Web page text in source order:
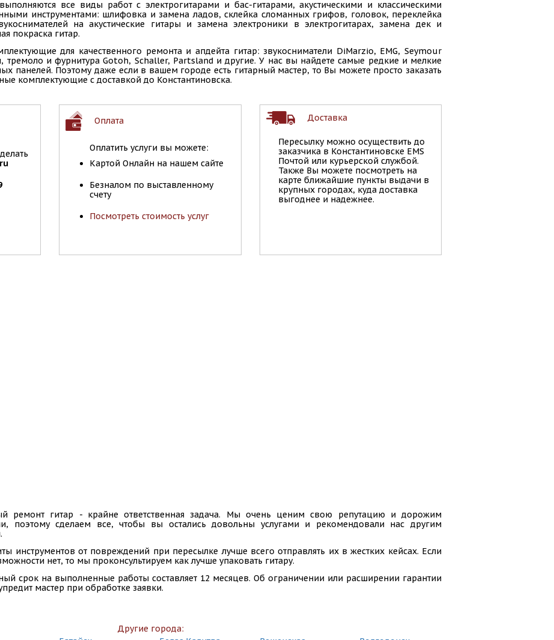
все виды работ с электрогитарами и бас-гитарами, акустическими и классическими
инструментами: шлифовка и замена ладов, склейка сломанных грифов, головок, переклейка
на акустические гитары и замена электроники в электрогитарах, замена дек и
покраска гитар.
для качественного ремонта и апдейта гитар: звукосниматели DiMarzio, EMG, Seymour
тремоло и фурнитура Gotoh, Schaller, Partsland и другие. У нас вы найдете самые редкие и мелкие
панелей. Поэтому даже если в вашем городе есть гитарный мастер, то Вы можете просто заказать
комплектующие с доставкой до Константиновска.
Оплата
Оплатить услуги вы можете:
Картой Онлайн на нашем сайте
Безналом по выставленному
счету
Посмотреть стоимость услуг
Доставка
Пересылку можно осуществить до
заказчика в Константиновске EMS
Почтой или курьерской службой.
Также Вы можете посмотреть на
карте ближайшие пункты выдачи в
крупных городах, куда доставка
выгоднее и надежнее.
ремонт гитар - крайне ответственная задача. Мы очень ценим свою репутацию и дорожим
поэтому сделаем все, чтобы вы остались довольны услугами и рекомендовали нас другим
инструментов от повреждений при пересылке лучше всего отправлять их в жестких кейсах. Если
нет, то мы проконсультируем как лучше упаковать гитару.
срок на выполненные работы составляет 12 месяцев. Об ограничении или расширении гарантии
мастер при обработке заявки.
Другие города: